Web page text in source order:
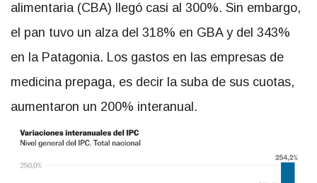
alimentaria (CBA) llegó casi al 300%. Sin embargo,
el pan tuvo un alza del 318% en GBA y del 343%
en la Patagonia. Los gastos en las empresas de
medicina prepaga, es decir la suba de sus cuotas,
aumentaron un 200% interanual.